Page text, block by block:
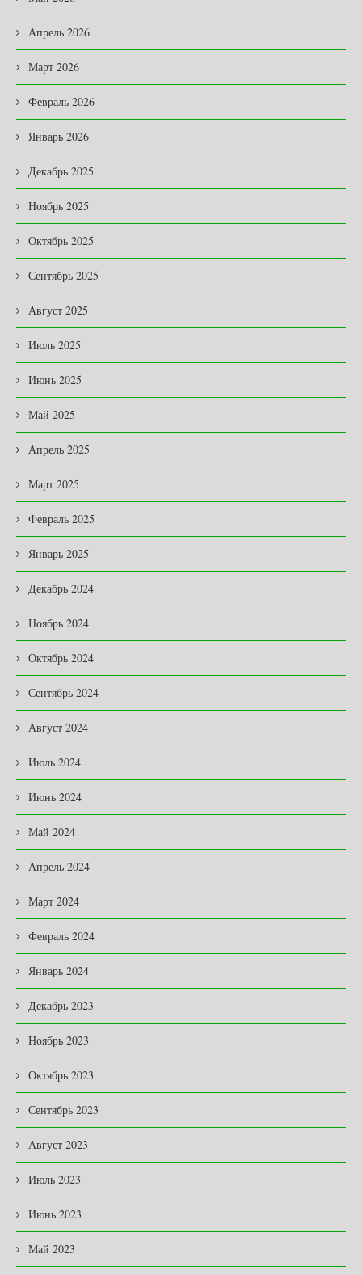
Апрель 2026
Март 2026
Февраль 2026
Январь 2026
Декабрь 2025
Ноябрь 2025
Октябрь 2025
Сентябрь 2025
Август 2025
Июль 2025
Июнь 2025
Май 2025
Апрель 2025
Март 2025
Февраль 2025
Январь 2025
Декабрь 2024
Ноябрь 2024
Октябрь 2024
Сентябрь 2024
Август 2024
Июль 2024
Июнь 2024
Май 2024
Апрель 2024
Март 2024
Февраль 2024
Январь 2024
Декабрь 2023
Ноябрь 2023
Октябрь 2023
Сентябрь 2023
Август 2023
Июль 2023
Июнь 2023
Май 2023